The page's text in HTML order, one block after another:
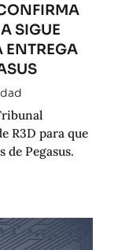
SIGUE
R3D para que
de Pegasus.